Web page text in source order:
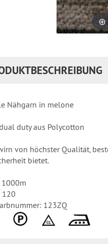
Nähgarn in melone
duty aus Polycotton
von höchster Qualität,
bietet.
1000m
120
123ZQ